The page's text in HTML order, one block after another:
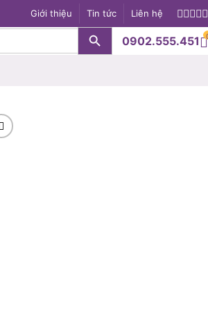
Giới thiệu Tin tức Liên hệ
Search Button
0902.555.4510